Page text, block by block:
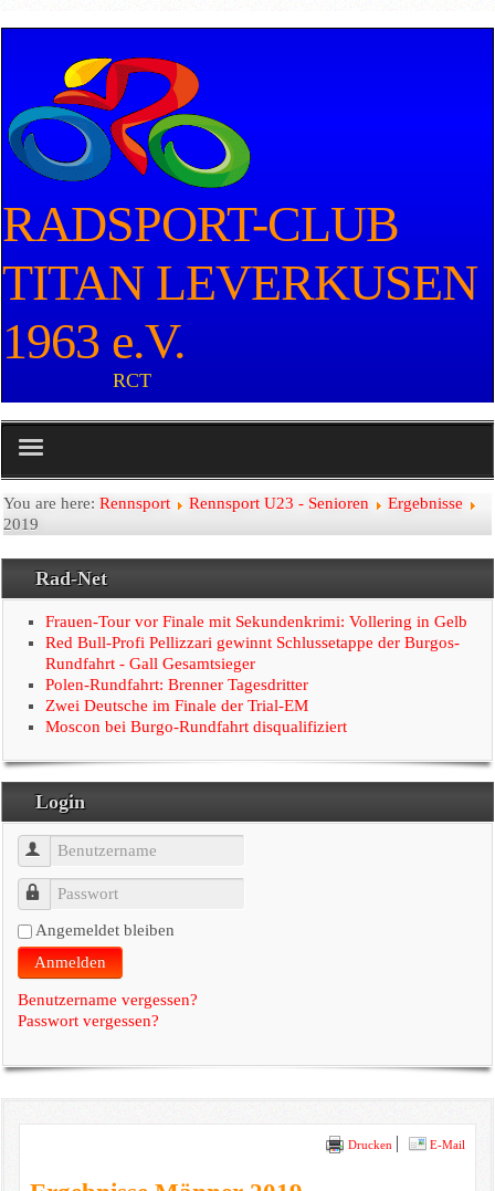
RADSPORT-CLUB
TITAN LEVERKUSEN
1963 e.V.
RCT
Startseite
Der Verein
Rennsport
Linkseite
Presse
You are here: Rennsport Rennsport U23 - Senioren
Ergebnisse
2019
Rad-Net
Frauen-Tour vor Finale mit Sekundenkrimi: Vollering in Gelb
Red Bull-Profi Pellizzari gewinnt Schlussetappe der Burgos-
Rundfahrt - Gall Gesamtsieger
Polen-Rundfahrt: Brenner Tagesdritter
Zwei Deutsche im Finale der Trial-EM
Moscon bei Burgo-Rundfahrt disqualifiziert
Login
Benutzername
Passwort
Angemeldet bleiben
Anmelden
Benutzername vergessen?
Passwort vergessen?
Drucken E-Mail